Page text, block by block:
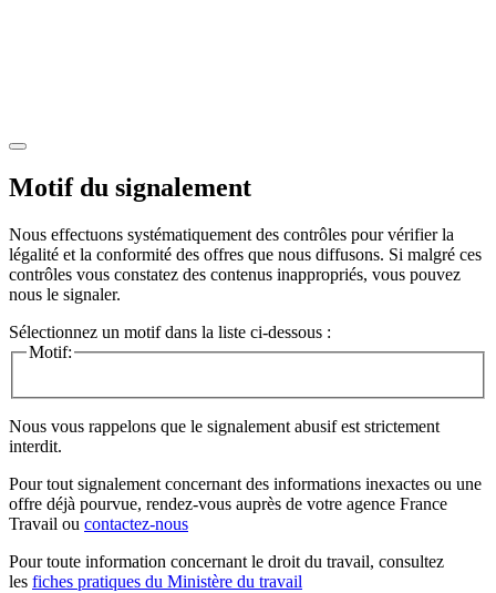
Motif du signalement
Nous effectuons systématiquement des contrôles pour vérifier la
légalité et la conformité des offres que nous diffusons. Si malgré ces
contrôles vous constatez des contenus inappropriés, vous pouvez
nous le signaler.
Sélectionnez un motif dans la liste ci-dessous :
Motif:
Nous vous rappelons que le signalement abusif est strictement
interdit.
Pour tout signalement concernant des informations inexactes ou une
offre déjà pourvue, rendez-vous auprès de votre agence France
Travail ou contactez-nous
Pour toute information concernant le droit du travail, consultez
les fiches pratiques du Ministère du travail